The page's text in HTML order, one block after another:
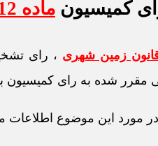
کمیسیون ماده 12
قانون زمین شهری ، رای
مقرر شده به رای کمیسیون
در مورد این موضوع اطلاعات